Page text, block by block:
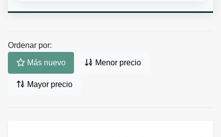
Ordenar por:
Más nuevo Menor precio
Mayor precio